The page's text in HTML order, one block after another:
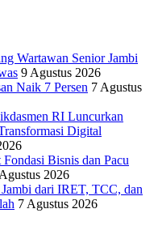
Wartawan Senior Jambi
9 Agustus 2026
Naik 7 Persen 7 Agustus
RI Luncurkan
Digital
Bisnis dan Pacu
2026
dari IRET, TCC, dan
7 Agustus 2026